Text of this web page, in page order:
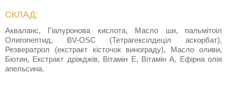
СКЛАД:
Акваланс, Гіалуронова кислота, Масло ши, пальмітоіл
Олигопептид, BV-OSC (Тетрагексілдеціл аскорбат),
Резвератрол (екстракт кісточок винограду), Масло оливи,
Біотин, Екстракт дріжджів, Вітамін Е, Вітамін А, Ефірна олія
апельсина.